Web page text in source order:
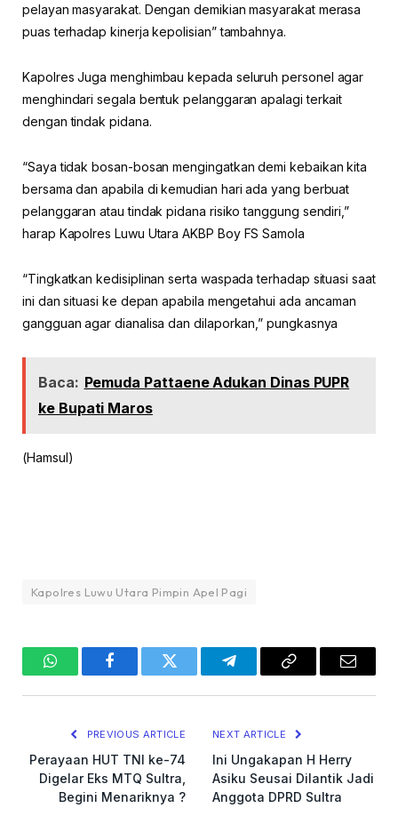
pelayan masyarakat. Dengan demikian masyarakat merasa
puas terhadap kinerja kepolisian” tambahnya.
Kapolres Juga menghimbau kepada seluruh personel agar
menghindari segala bentuk pelanggaran apalagi terkait
dengan tindak pidana.
“Saya tidak bosan-bosan mengingatkan demi kebaikan kita
bersama dan apabila di kemudian hari ada yang berbuat
pelanggaran atau tindak pidana risiko tanggung sendiri,”
harap Kapolres Luwu Utara AKBP Boy FS Samola
“Tingkatkan kedisiplinan serta waspada terhadap situasi saat
ini dan situasi ke depan apabila mengetahui ada ancaman
gangguan agar dianalisa dan dilaporkan,” pungkasnya
Baca: Pemuda Pattaene Adukan Dinas PUPR
ke Bupati Maros
(Hamsul)
Kapolres Luwu Utara Pimpin Apel Pagi
WhatsAppFacebookTwitter TelegramCopy
Email
PREVIOUS ARTICLE
Perayaan HUT TNI ke-74
Digelar Eks MTQ Sultra,
Begini Menariknya ?
NEXT ARTICLE
Ini Ungakapan H Herry
Asiku Seusai Dilantik Jadi
Anggota DPRD Sultra